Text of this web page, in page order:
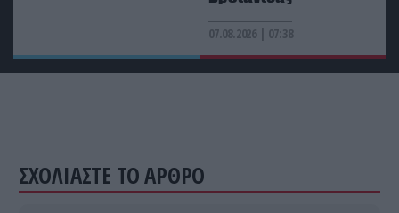
ΕΣΩΤΕΡΙΚΗ ΑΣΦΑΛΕΙΑ 20:28
Φορτηγό «έφυγε» μόνο του και καρφώθηκε σε
πολυκατοικία στη Μαγνησία (φώτο)
07.08.2026 | 07:38
ΣΧΟΛΙΑΣΤΕ ΤΟ ΑΡΘΡΟ